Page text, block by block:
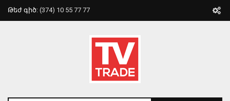
Թեժ գիծ: (374) 10 55 77 77